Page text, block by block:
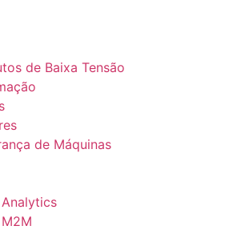
de Baixa Tensão
de Máquinas